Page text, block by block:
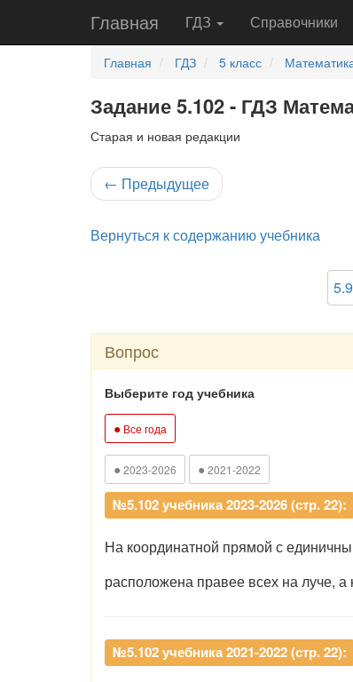
Главная ГДЗ Справочники
Главная ГДЗ 5 класс
Задание 5.102 - ГДЗ
Старая и новая редакции
← Предыдущее
Вернуться к содержанию учебника
Вопрос
Выберите год учебника
● Все года
● 2023-2026 ● 2021-2022
№5.102 учебника 2023-2026 (стр. 22):
На координатной прямой с
расположена правее всех на луче, а
№5.102 учебника 2021-2022 (стр. 22):